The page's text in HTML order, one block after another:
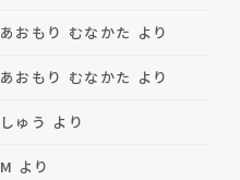
あおもり むなかた より
あおもり むなかた より
しゅう より
M より